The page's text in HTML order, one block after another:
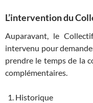
L’intervention du
Auparavant, le
intervenu pour
prendre le temps de la
complémentaires.
Historique